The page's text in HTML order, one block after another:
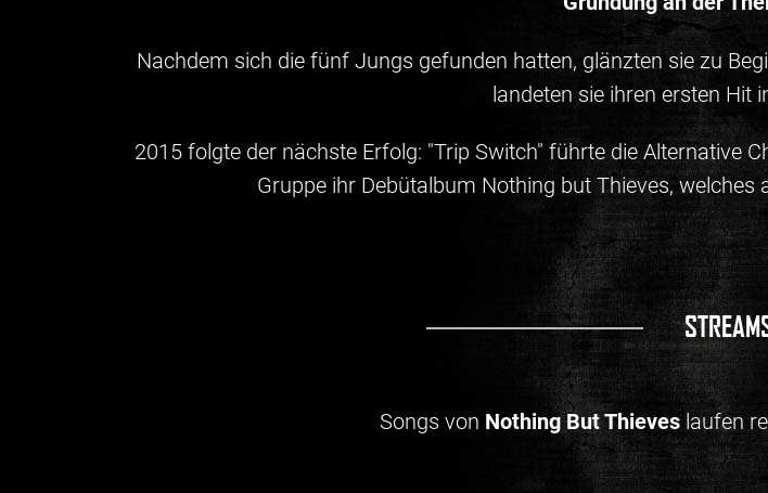
Nachdem sich die fünf Jungs gefunden hatten, glänzten sie zu
landeten sie ihren ersten Hit
2015 folgte der nächste Erfolg: "Trip Switch" führte die Alternative
Gruppe ihr Debütalbum Nothing but Thieves,
Songs von Nothing But Thieves laufen